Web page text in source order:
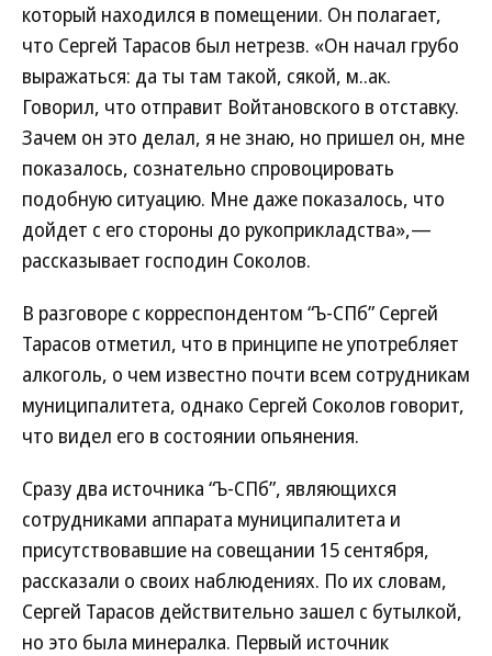
который находился в помещении. Он полагает,
что Сергей Тарасов был нетрезв. «Он начал грубо
выражаться: да ты там такой, сякой, м..ак.
Говорил, что отправит Войтановского в отставку.
Зачем он это делал, я не знаю, но пришел он, мне
показалось, сознательно спровоцировать
подобную ситуацию. Мне даже показалось, что
дойдет с его стороны до рукоприкладства»,—
рассказывает господин Соколов.
В разговоре с корреспондентом “Ъ-СПб” Сергей
Тарасов отметил, что в принципе не употребляет
алкоголь, о чем известно почти всем сотрудникам
муниципалитета, однако Сергей Соколов говорит,
что видел его в состоянии опьянения.
Сразу два источника “Ъ-СПб”, являющихся
сотрудниками аппарата муниципалитета и
присутствовавшие на совещании 15 сентября,
рассказали о своих наблюдениях. По их словам,
Сергей Тарасов действительно зашел с бутылкой,
но это была минералка. Первый источник